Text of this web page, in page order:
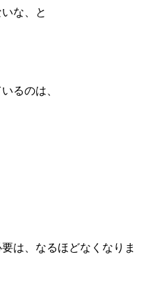
な、と
るのは、
は、なるほどなくなりま